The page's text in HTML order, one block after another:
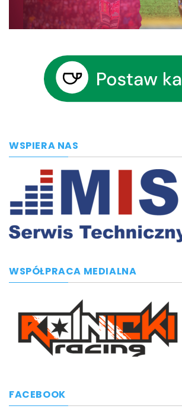
WSPIERA NAS
WSPÓŁPRACA MEDIALNA
FACEBOOK